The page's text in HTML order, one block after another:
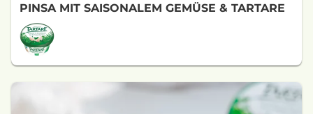
PINSA MIT SAISONALEM GEMÜSE & TARTARE